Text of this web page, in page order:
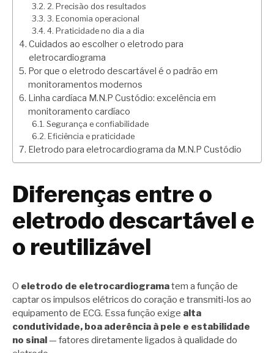
2. Precisão dos resultados
3. Economia operacional
4. Praticidade no dia a dia
Cuidados ao escolher o eletrodo para
eletrocardiograma
Por que o eletrodo descartável é o padrão em
monitoramentos modernos
Linha cardíaca M.N.P Custódio: excelência em
monitoramento cardíaco
Segurança e confiabilidade
Eficiência e praticidade
Eletrodo para eletrocardiograma da M.N.P Custódio
Diferenças entre o
eletrodo descartável e
o reutilizável
O eletrodo de eletrocardiogramatem a função de
captar os impulsos elétricos do coração e transmiti-los ao
equipamento de ECG. Essa função exige alta
condutividade, boa aderência à pele e estabilidade
no sinal— fatores diretamente ligados à qualidade do